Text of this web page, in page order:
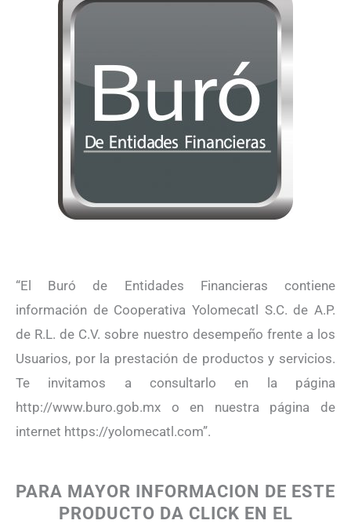
“El Buró de Entidades Financieras contiene
información de Cooperativa Yolomecatl S.C. de A.P.
de R.L. de C.V. sobre nuestro desempeño frente a los
Usuarios, por la prestación de productos y servicios.
Te invitamos a consultarlo en la página
http://www.buro.gob.mx o en nuestra página de
internet https://yolomecatl.com”.
PARA MAYOR INFORMACION DE ESTE
PRODUCTO DA CLICK EN EL